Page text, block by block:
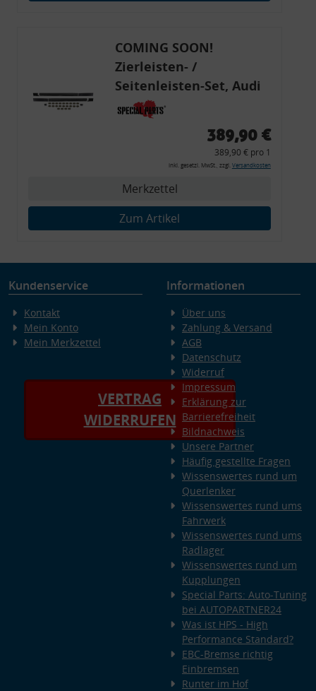
COMING SOON!
Zierleisten- /
Seitenleisten-Set, Audi
80 Cabrio, Coupe, S2, (6x
Zierleiste, 2x Kappe,
Montagewerkzeug)
389,90 €
389,90 € pro 1
inkl. gesetzl. MwSt., zzgl. Versandkosten
Merkzettel
Zum Artikel
Kundenservice
Kontakt
Mein Konto
Mein Merkzettel
VERTRAG
WIDERRUFEN
Informationen
Über uns
Zahlung & Versand
AGB
Datenschutz
Widerruf
Impressum
Erklärung zur
Barrierefreiheit
Bildnachweis
Unsere Partner
Häufig gestellte Fragen
Wissenswertes rund um
Querlenker
Wissenswertes rund ums
Fahrwerk
Wissenswertes rund ums
Radlager
Wissenswertes rund um
Kupplungen
Special Parts: Auto-Tuning
bei AUTOPARTNER24
Was ist HPS - High
Performance Standard?
EBC-Bremse richtig
Einbremsen
Runter im Hof